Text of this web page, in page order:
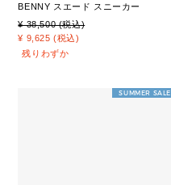
BENNY スエード スニーカー
¥ 38,500 (税込)
¥ 9,625 (税込)
残りわずか
SUMMER SALE